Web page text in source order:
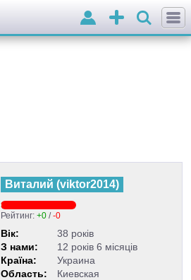
Додати
оголошення
Вхід
Виталий (viktor2014)
Рейтинг: +0 /-0
Вік:
38 років
З нами:
12 років 6 місяців
Країна:
Украина
Область:
Киевская